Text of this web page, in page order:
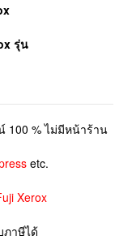
รุ่น
100 % ไม่มีหน้าร้าน
etc.
Xerox
ภาษีได้